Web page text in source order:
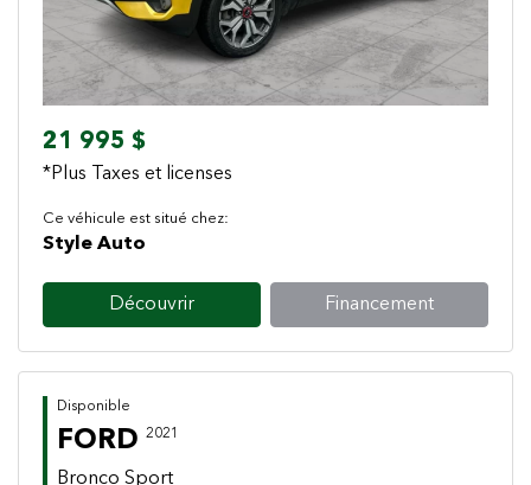
21 995 $
*Plus Taxes et licenses
Ce véhicule est situé chez:
Style Auto
Découvrir Financement
Disponible
FORD 2021
Bronco Sport